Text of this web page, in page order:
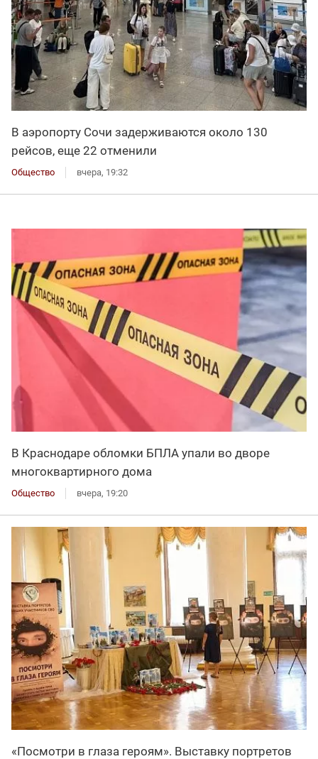
В аэропорту Сочи задерживаются около 130
рейсов, еще 22 отменили
Общество вчера, 19:32
В Краснодаре обломки БПЛА упали во дворе
многоквартирного дома
Общество вчера, 19:20
«Посмотри в глаза героям». Выставку портретов